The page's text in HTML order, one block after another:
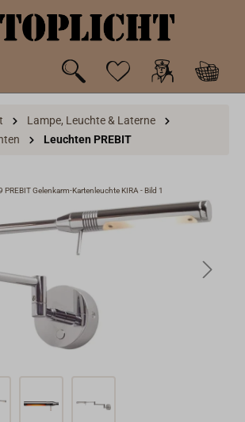
Lampe, Leuchte & Laterne
Leuchten PREBIT
Gelenkarm-Kartenleuchte KIRA - Bild 1